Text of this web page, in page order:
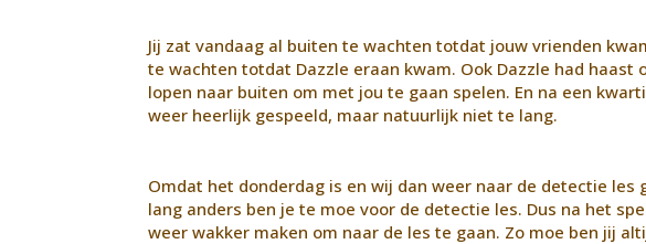
Jij zat vandaag al buiten te wachten totdat jouw vrienden
te wachten totdat Dazzle eraan kwam. Ook Dazzle had
lopen naar buiten om met jou te gaan spelen. En na een
weer heerlijk gespeeld, maar natuurlijk niet te lang.
Omdat het donderdag is en wij dan weer naar de detectie
lang anders ben je te moe voor de detectie les. Dus na het
weer wakker maken om naar de les te gaan. Zo moe ben jij